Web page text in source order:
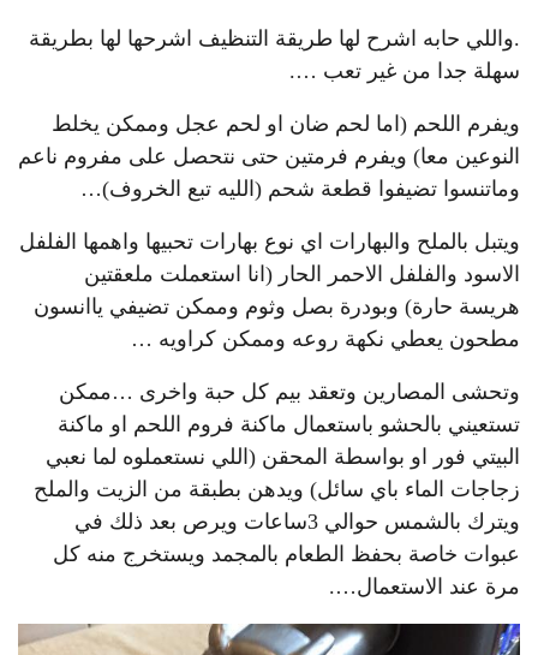
.واللي حابه اشرح لها طريقة التنظيف اشرحها لها بطريقة
سهلة جدا من غير تعب ….
ويفرم اللحم (اما لحم ضان او لحم عجل وممكن يخلط
النوعين معا) ويفرم فرمتين حتى نتحصل على مفروم ناعم
وماتنسوا تضيفوا قطعة شحم (الليه تبع الخروف)…
ويتبل بالملح والبهارات اي نوع بهارات تحبيها واهمها الفلفل
الاسود والفلفل الاحمر الحار (انا استعملت ملعقتين
هريسة حارة) وبودرة بصل وثوم وممكن تضيفي ياانسون
مطحون يعطي نكهة روعه وممكن كراويه …
وتحشى المصارين وتعقد بيم كل حبة واخرى …ممكن
تستعيني بالحشو باستعمال ماكنة فروم اللحم او ماكنة
البيتي فور او بواسطة المحقن (اللي نستعملوه لما نعبي
زجاجات الماء باي سائل) ويدهن بطبقة من الزيت والملح
ويترك بالشمس حوالي 3ساعات ويرص بعد ذلك في
عبوات خاصة بحفظ الطعام بالمجمد ويستخرج منه كل
مرة عند الاستعمال….